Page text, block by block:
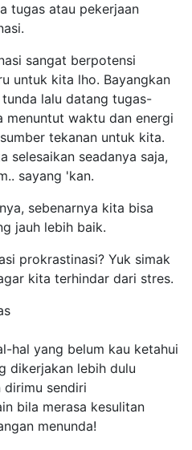
tugas atau pekerjaan
sangat berpotensi
untuk kita lho. Bayangkan
lalu datang tugas-
menuntut waktu dan energi
tekanan untuk kita.
selesaikan seadanya saja,
sayang 'kan.
sebenarnya kita bisa
jauh lebih baik.
prokrastinasi? Yuk simak
kita terhindar dari stres.
hal yang belum kau ketahui
dikerjakan lebih dulu
dirimu sendiri
bila merasa kesulitan
menunda!